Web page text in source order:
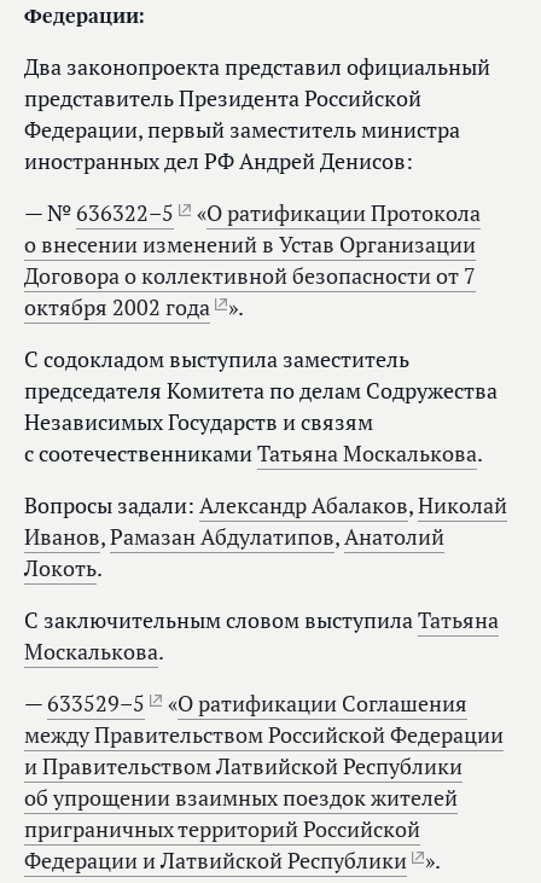
Федерации:
Два законопроекта представил официальный
представитель Президента Российской
Федерации, первый заместитель министра
иностранных дел РФ Андрей Денисов:
— № 636322–5 «О ратификации Протокола
о внесении изменений в Устав Организации
Договора о коллективной безопасности от 7
октября 2002 года
».
С содокладом выступила заместитель
председателя Комитета по делам Содружества
Независимых Государств и связям
с соотечественникамиТатьяна Москалькова.
Вопросы задали: Александр Абалаков,Николай
Иванов,Рамазан Абдулатипов,Анатолий
Локоть.
С заключительным словом выступилаТатьяна
Москалькова.
— 633529–5 «О ратификации Соглашения
между Правительством Российской Федерации
и Правительством Латвийской Республики
об упрощении взаимных поездок жителей
приграничных территорий Российской
Федерации и Латвийской Республики
».